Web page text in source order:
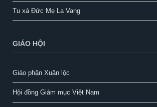
Tu xá Đức Mẹ La Vang
GIÁO HỘI
Giáo phận Xuân lộc
Hội đồng Giám mục Việt Nam